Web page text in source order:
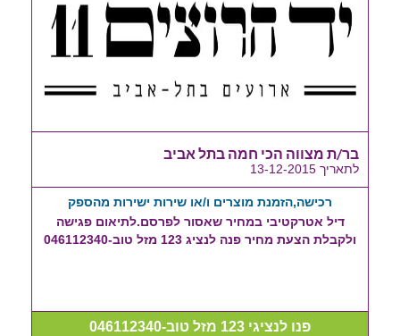
בר/ת מצווה הכי חמה בתל אביב
לתאריך 13-12-2015
רכישה,הזמנת מוצרים ו/או שירות ישירות מהספק
דיל אטרקטיבי במחיר שאסור לפרסם.לתיאום פגישה
ולקבלת הצעת מחיר פנה לנציג 123 מזל טוב-046112340
פנו לנציגי 123 מזל טוב-046112340